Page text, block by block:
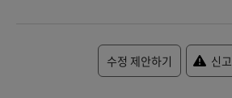
수정 제안하기 신